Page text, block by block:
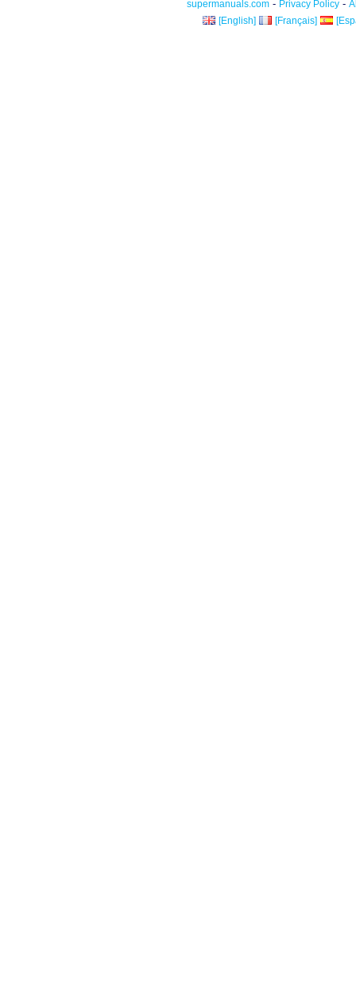
supermanuals.com - Privacy Policy -
[English]
[Français]